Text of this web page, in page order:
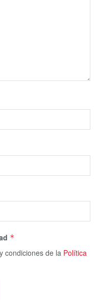
*
condiciones de la Política